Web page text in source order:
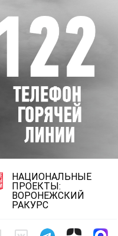
НАЦИОНАЛЬНЫЕ
ПРОЕКТЫ:
ВОРОНЕЖСКИЙ
РАКУРС